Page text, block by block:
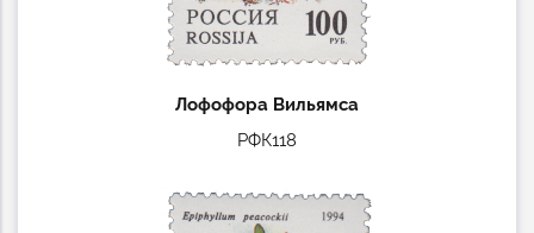
Лофофора Вильямса
РФК118